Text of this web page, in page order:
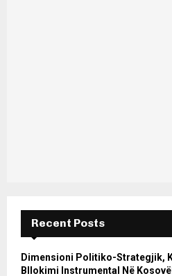
Recent Posts
Dimensioni Politiko-Strategjik,
Bllokimi Instrumental Në